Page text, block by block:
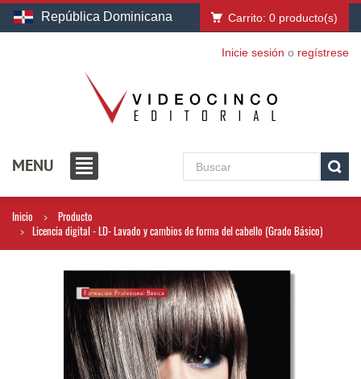
República Dominicana Carrito: 0 producto(s)
Inicie sesión o regístrese
MENU
Inicio
Producto
Licencia digital - LD- Lavado y cambios de forma del cabello (Grado Básico)